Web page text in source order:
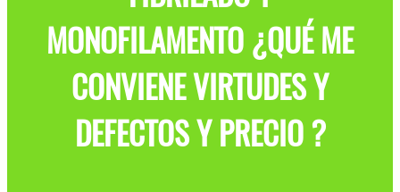
MONOFILAMENTO ¿QUÉ ME
CONVIENE VIRTUDES Y
DEFECTOS Y PRECIO ?